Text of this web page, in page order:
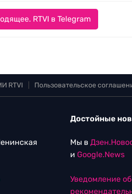
RTVI в Telegram
RTVI Пользовательское
Достойные
Мы в
и Google.News
Уведомление